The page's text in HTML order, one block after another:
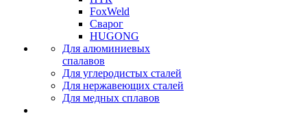
FoxWeld
Сварог
HUGONG
Для алюминиевых
спалавов
Для углеродистых сталей
Для нержавеющих сталей
Для медных сплавов